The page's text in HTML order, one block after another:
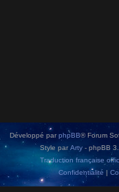
Développé parphpBB® Forum
Style par Arty - phpBB
Traduction française
Confidentialité |